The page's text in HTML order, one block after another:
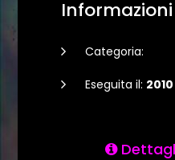
Categoria:
Eseguita il: 2010